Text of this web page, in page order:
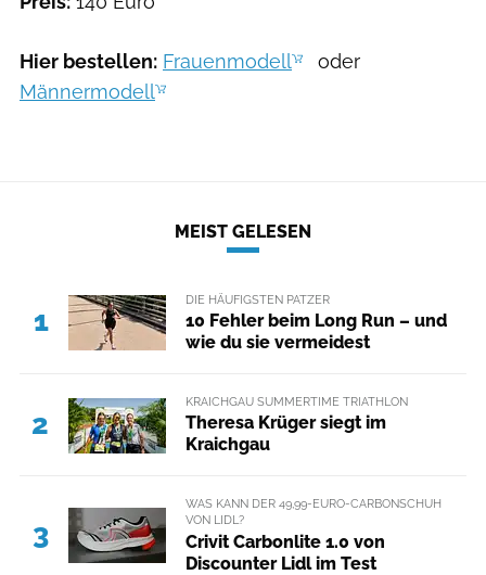
Hier bestellen: Frauenmodell
oder
Männermodell
MEIST GELESEN
1
DIE HÄUFIGSTEN PATZER
10 Fehler beim Long Run – und
wie du sie vermeidest
2
KRAICHGAU SUMMERTIME TRIATHLON
Theresa Krüger siegt im
Kraichgau
3
WAS KANN DER 49,99-EURO-CARBONSCHUH
VON LIDL?
Crivit Carbonlite 1.0 von
Discounter Lidl im Test